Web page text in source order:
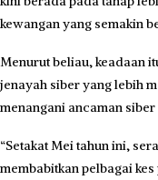
kewangan yang semakin
Menurut beliau, keadaan
jenayah siber yang lebih
menangani ancaman
“Setakat Mei tahun ini,
membabitkan pelbagai